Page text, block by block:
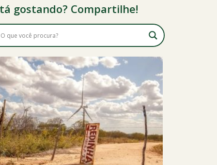
gostando? Compartilhe!